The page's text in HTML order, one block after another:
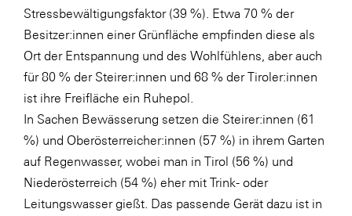
Stressbewältigungsfaktor (39 %). Etwa 70 % der
Besitzer:innen einer Grünfläche empfinden diese als
Ort der Entspannung und des Wohlfühlens, aber auch
für 80 % der Steirer:innen und 68 % der Tiroler:innen
ist ihre Freifläche ein Ruhepol.
In Sachen Bewässerung setzen die Steirer:innen (61
%) und Oberösterreicher:innen (57 %) in ihrem Garten
auf Regenwasser, wobei man in Tirol (56 %) und
Niederösterreich (54 %) eher mit Trink- oder
Leitungswasser gießt. Das passende Gerät dazu ist in